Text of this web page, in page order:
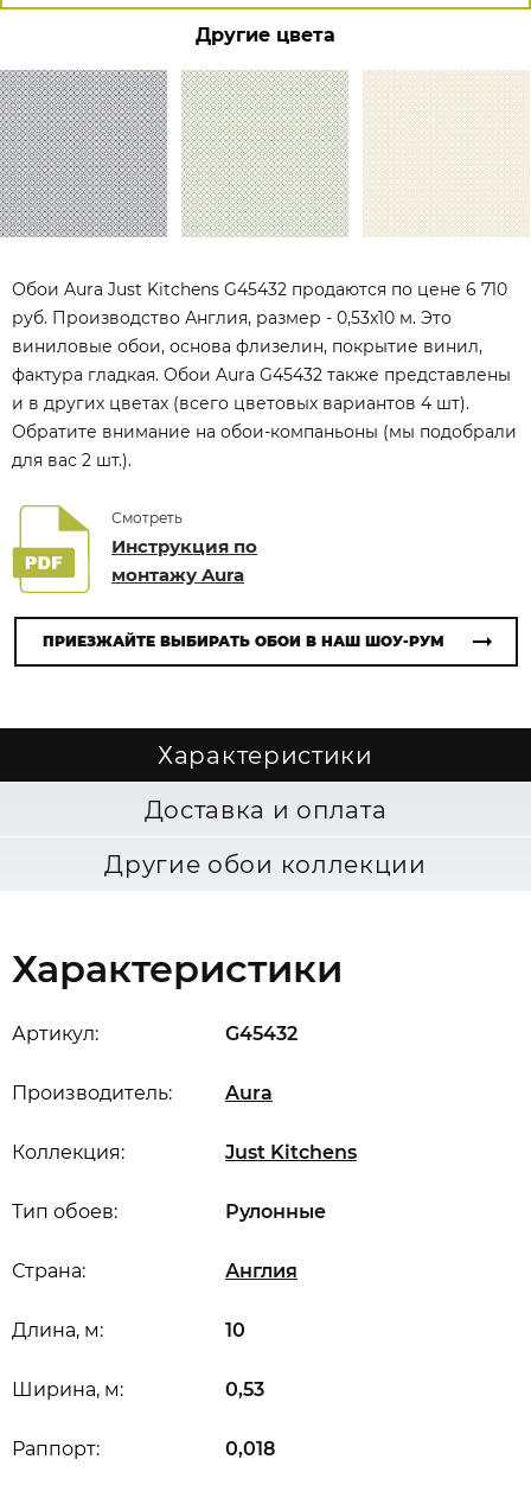
Другие цвета
Обои Aura Just Kitchens G45432 продаются по цене 6 710
руб. Производство Англия, размер - 0,53x10 м. Это
виниловые обои, основа флизелин, покрытие винил,
фактура гладкая. Обои Aura G45432 также представлены
и в других цветах (всего цветовых вариантов 4 шт).
Обратите внимание на обои-компаньоны (мы подобрали
для вас 2 шт.).
Смотреть
Инструкция по
монтажу Aura
ПРИЕЗЖАЙТЕ ВЫБИРАТЬ ОБОИ В НАШ ШОУ-РУМ
Характеристики
Доставка и оплата
Другие обои коллекции
Характеристики
Артикул: G45432
Производитель: Aura
Коллекция: Just Kitchens
Длина, м: 10
Ширина, м: 0,53
Раппорт: 0,018
Страна: Англия
Тип обоев: Рулонные